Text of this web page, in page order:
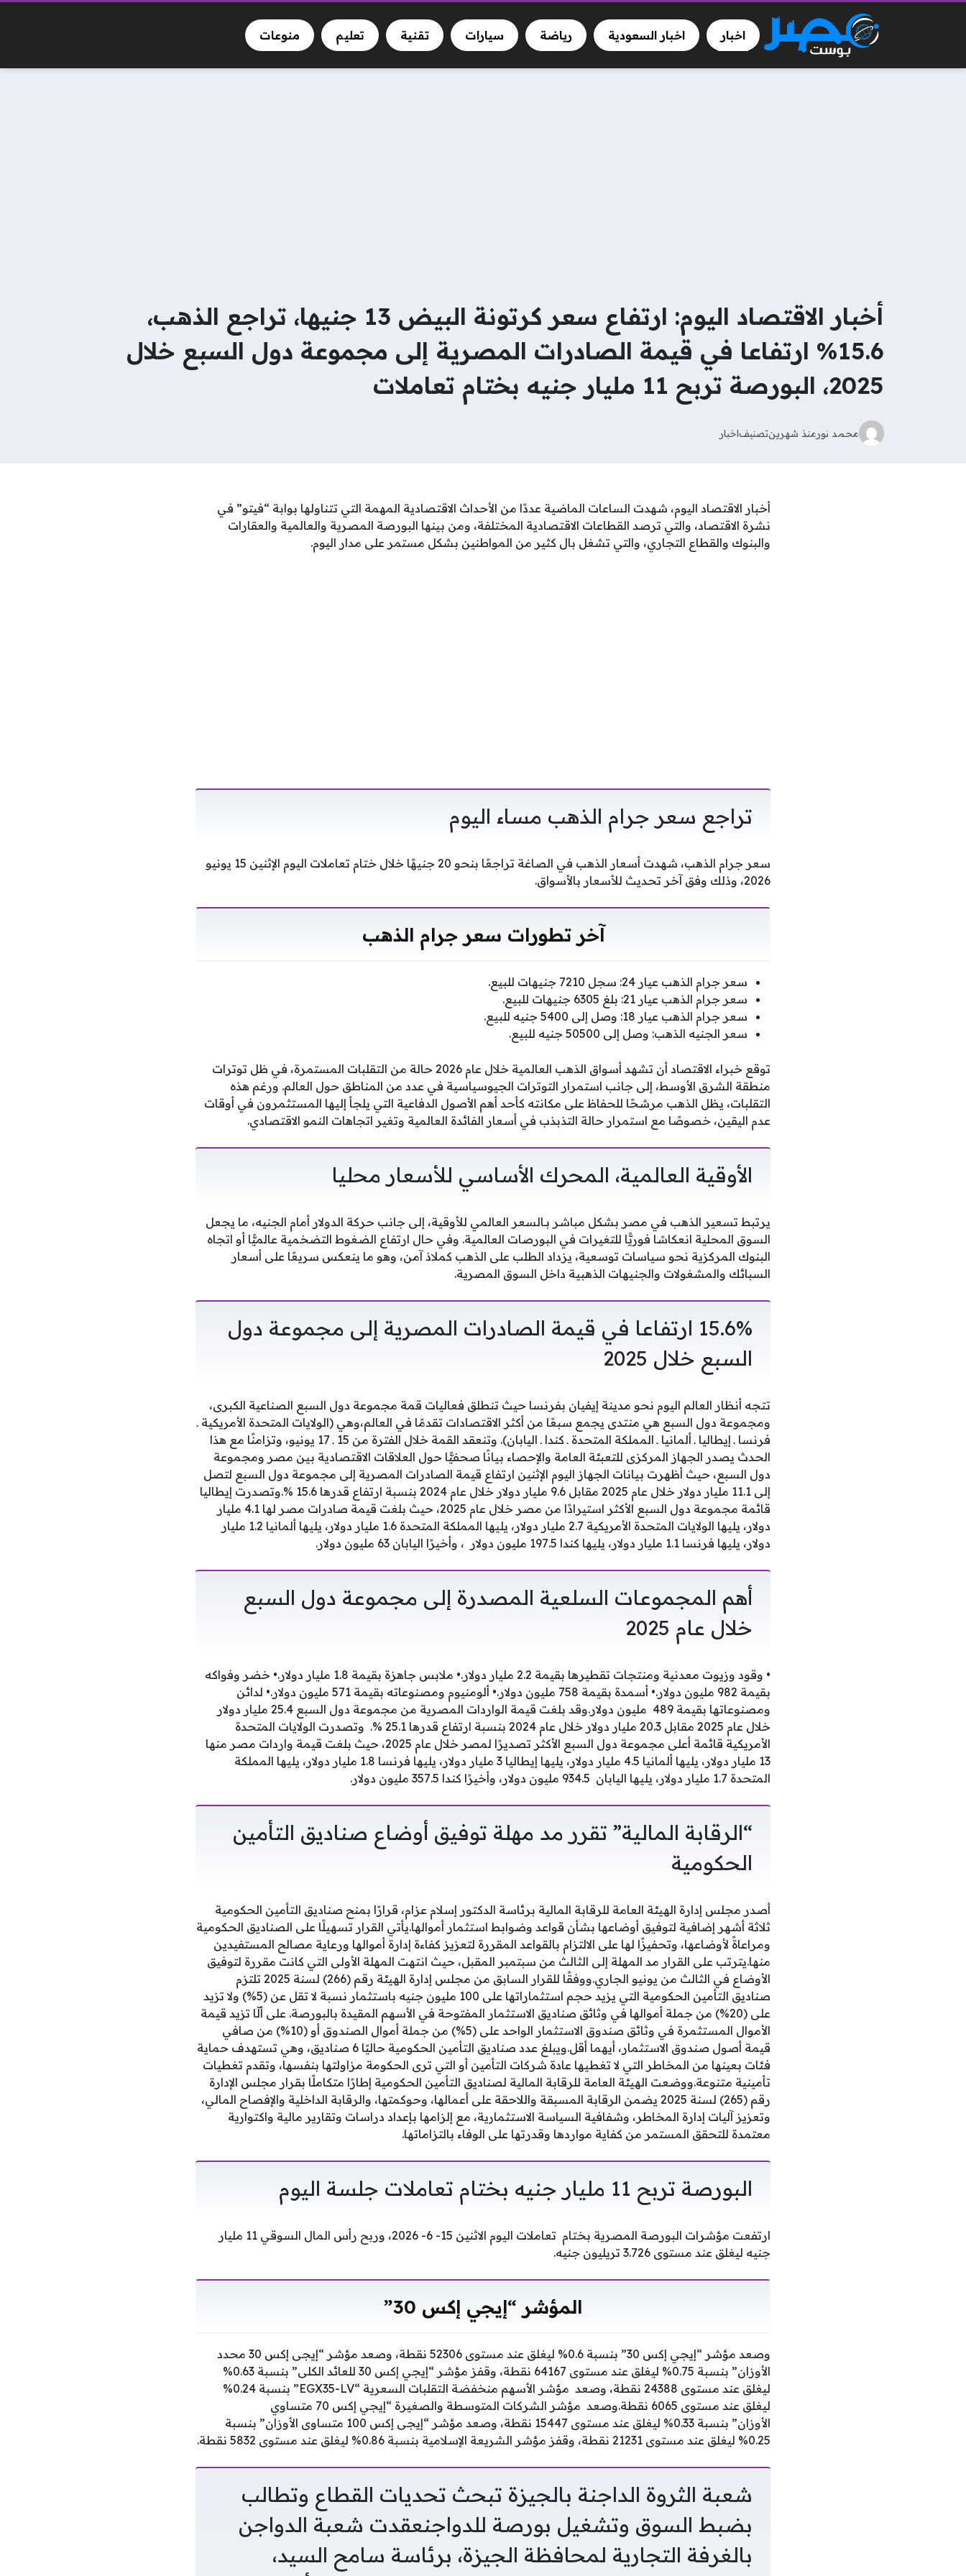
اخبار اخبار السعودية رياضة سيارات تقنية تعليم منوعات
أخبار الاقتصاد اليوم: ارتفاع سعر كرتونة البيض 13 جنيها، تراجع الذهب،
15.6% ارتفاعا في قيمة الصادرات المصرية إلى مجموعة دول السبع خلال
2025، البورصة تربح 11 مليار جنيه بختام تعاملات
محمد نورمنذ شهرينتصنيفاخبار
أخبار الاقتصاد اليوم، شهدت الساعات الماضية عددًا من الأحداث الاقتصادية المهمة التي تتناولها بوابة “فيتو” في
نشرة الاقتصاد، والتي ترصد القطاعات الاقتصادية المختلفة، ومن بينها البورصة المصرية والعالمية والعقارات
والبنوك والقطاع التجاري، والتي تشغل بال كثير من المواطنين بشكل مستمر على مدار اليوم.
تراجع سعر جرام الذهب مساء اليوم
سعر جرام الذهب، شهدت أسعار الذهب في الصاغة تراجعًا بنحو 20 جنيهًا خلال ختام تعاملات اليوم الإثنين 15 يونيو
2026، وذلك وفق آخر تحديث للأسعار بالأسواق.
آخر تطورات سعر جرام الذهب
سعر جرام الذهب عيار 24: سجل 7210 جنيهات للبيع.
سعر جرام الذهب عيار 21: بلغ 6305 جنيهات للبيع.
سعر جرام الذهب عيار 18: وصل إلى 5400 جنيه للبيع.
سعر الجنيه الذهب: وصل إلى 50500 جنيه للبيع.
توقع خبراء الاقتصاد أن تشهد أسواق الذهب العالمية خلال عام 2026 حالة من التقلبات المستمرة، في ظل توترات
منطقة الشرق الأوسط، إلى جانب استمرار التوترات الجيوسياسية في عدد من المناطق حول العالم. ورغم هذه
التقلبات، يظل الذهب مرشحًا للحفاظ على مكانته كأحد أهم الأصول الدفاعية التي يلجأ إليها المستثمرون في أوقات
عدم اليقين، خصوصًا مع استمرار حالة التذبذب في أسعار الفائدة العالمية وتغير اتجاهات النمو الاقتصادي.
الأوقية العالمية، المحرك الأساسي للأسعار محليا
يرتبط تسعير الذهب في مصر بشكل مباشر بـالسعر العالمي للأوقية، إلى جانب حركة الدولار أمام الجنيه، ما يجعل
السوق المحلية انعكاسًا فوريًّا للتغيرات في البورصات العالمية. وفي حال ارتفاع الضغوط التضخمية عالميًّا أو اتجاه
البنوك المركزية نحو سياسات توسعية، يزداد الطلب على الذهب كملاذ آمن، وهو ما ينعكس سريعًا على أسعار
السبائك والمشغولات والجنيهات الذهبية داخل السوق المصرية.
15.6% ارتفاعا في قيمة الصادرات المصرية إلى مجموعة دول
السبع خلال 2025
تتجه أنظار العالم اليوم نحو مدينة إيفيان بفرنسا حيث تنطلق فعاليات قمة مجموعة دول السبع الصناعية الكبرى،
ومجموعة دول السبع هي منتدى يجمع سبعًا من أكثر الاقتصادات تقدمًا في العالم،وهي (الولايات المتحدة الأمريكية ـ
فرنسا ـ إيطاليا ـ ألمانيا ـ المملكة المتحدة ـ كندا ـ اليابان). وتنعقد القمة خلال الفترة من 15 ـ 17 يونيو، وتزامنًا مع هذا
الحدث يصدر الجهاز المركزى للتعبئة العامة والإحصاء بيانًا صحفيًّا حول العلاقات الاقتصادية بين مصر ومجموعة
دول السبع، حيث أظهرت بيانات الجهاز اليوم الإثنين ارتفاع قيمة الصادرات المصرية إلى مجموعة دول السبع لتصل
إلى 11.1 مليار دولار خلال عام 2025 مقابل 9.6 مليار دولار خلال عام 2024 بنسبة ارتفاع قدرها 15.6 %.وتصدرت إيطاليا
قائمة مجموعة دول السبع الأكثر استيرادًا من مصر خلال عام 2025، حيث بلغت قيمة صادرات مصر لها 4.1 مليار
دولار، يليها الولايات المتحدة الأمريكية 2.7 مليار دولار، يليها المملكة المتحدة 1.6 مليار دولار، يليها ألمانيا 1.2 مليار
دولار، يليها فرنسا 1.1 مليار دولار، يليها كندا 197.5 مليون دولار ، وأخيرًا اليابان 63 مليون دولار.
أهم المجموعات السلعية المصدرة إلى مجموعة دول السبع
خلال عام 2025
• وقود وزيوت معدنية ومنتجات تقطيرها بقيمة 2.2 مليار دولار.• ملابس جاهزة بقيمة 1.8 مليار دولار.• خضر وفواكه
بقيمة 982 مليون دولار.• أسمدة بقيمة 758 مليون دولار.• ألومنيوم ومصنوعاته بقيمة 571 مليون دولار.• لدائن
ومصنوعاتها بقيمة 489 مليون دولار.وقد بلغت قيمة الواردات المصرية من مجموعة دول السبع 25.4 مليار دولار
خلال عام 2025 مقابل 20.3 مليار دولار خلال عام 2024 بنسبة ارتفاع قدرها 25.1 %. وتصدرت الولايات المتحدة
الأمريكية قائمة أعلى مجموعة دول السبع الأكثر تصديرًا لمصر خلال عام 2025، حيث بلغت قيمة واردات مصر منها
13 مليار دولار، يليها ألمانيا 4.5 مليار دولار، يليها إيطاليا 3 مليار دولار، يليها فرنسا 1.8 مليار دولار، يليها المملكة
المتحدة 1.7 مليار دولار، يليها اليابان 934.5 مليون دولار، وأخيرًا كندا 357.5 مليون دولار.
“الرقابة المالية” تقرر مد مهلة توفيق أوضاع صناديق التأمين
الحكومية
أصدر مجلس إدارة الهيئة العامة للرقابة المالية برئاسة الدكتور إسلام عزام، قرارًا بمنح صناديق التأمين الحكومية
ثلاثة أشهر إضافية لتوفيق أوضاعها بشأن قواعد وضوابط استثمار أموالها.يأتي القرار تسهيلًا على الصناديق الحكومية
ومراعاةً لأوضاعها، وتحفيزًا لها على الالتزام بالقواعد المقررة لتعزيز كفاءة إدارة أموالها ورعاية مصالح المستفيدين
منها.يترتب على القرار مد المهلة إلى الثالث من سبتمبر المقبل، حيث انتهت المهلة الأولى التي كانت مقررة لتوفيق
الأوضاع في الثالث من يونيو الجاري.ووفقًا للقرار السابق من مجلس إدارة الهيئة رقم (266) لسنة 2025 تلتزم
صناديق التأمين الحكومية التي يزيد حجم استثماراتها على 100 مليون جنيه باستثمار نسبة لا تقل عن (5%) ولا تزيد
على (20%) من جملة أموالها في وثائق صناديق الاستثمار المفتوحة في الأسهم المقيدة بالبورصة. على ألّا تزيد قيمة
الأموال المستثمرة في وثائق صندوق الاستثمار الواحد على (5%) من جملة أموال الصندوق أو (10%) من صافي
قيمة أصول صندوق الاستثمار، أيهما أقل.ويبلغ عدد صناديق التأمين الحكومية حاليًا 6 صناديق، وهي تستهدف حماية
فئات بعينها من المخاطر التي لا تغطيها عادة شركات التأمين أو التي ترى الحكومة مزاولتها بنفسها، وتقدم تغطيات
تأمينية متنوعة.ووضعت الهيئة العامة للرقابة المالية لصناديق التأمين الحكومية إطارًا متكاملًا بقرار مجلس الإدارة
رقم (265) لسنة 2025 يضمن الرقابة المسبقة واللاحقة على أعمالها، وحوكمتها، والرقابة الداخلية والإفصاح المالي،
وتعزيز آليات إدارة المخاطر، وشفافية السياسة الاستثمارية، مع إلزامها بإعداد دراسات وتقارير مالية واكتوارية
معتمدة للتحقق المستمر من كفاية مواردها وقدرتها على الوفاء بالتزاماتها.
البورصة تربح 11 مليار جنيه بختام تعاملات جلسة اليوم
ارتفعت مؤشرات البورصة المصرية بختام تعاملات اليوم الاثنين 15- 6- 2026، وربح رأس المال السوقي 11 مليار
جنيه ليغلق عند مستوى 3.726 تريليون جنيه.
المؤشر “إيجي إكس 30”
وصعد مؤشر “إيجي إكس 30” بنسبة 0.6% ليغلق عند مستوى 52306 نقطة، وصعد مؤشر “إيجى إكس 30 محدد
الأوزان” بنسبة 0.75% ليغلق عند مستوى 64167 نقطة، وقفز مؤشر “إيجي إكس 30 للعائد الكلى” بنسبة 0.63%
ليغلق عند مستوى 24388 نقطة، وصعد مؤشر الأسهم منخفضة التقلبات السعرية “EGX35-LV” بنسبة 0.24%
ليغلق عند مستوى 6065 نقطة.وصعد مؤشر الشركات المتوسطة والصغيرة “إيجي إكس 70 متساوي
الأوزان” بنسبة 0.33% ليغلق عند مستوى 15447 نقطة، وصعد مؤشر “إيجى إكس 100 متساوى الأوزان” بنسبة
0.25% ليغلق عند مستوى 21231 نقطة، وقفز مؤشر الشريعة الإسلامية بنسبة 0.86% ليغلق عند مستوى 5832 نقطة.
شعبة الثروة الداجنة بالجيزة تبحث تحديات القطاع وتطالب
بضبط السوق وتشغيل بورصة للدواجنعقدت شعبة الدواجن
بالغرفة التجارية لمحافظة الجيزة، برئاسة سامح السيد،